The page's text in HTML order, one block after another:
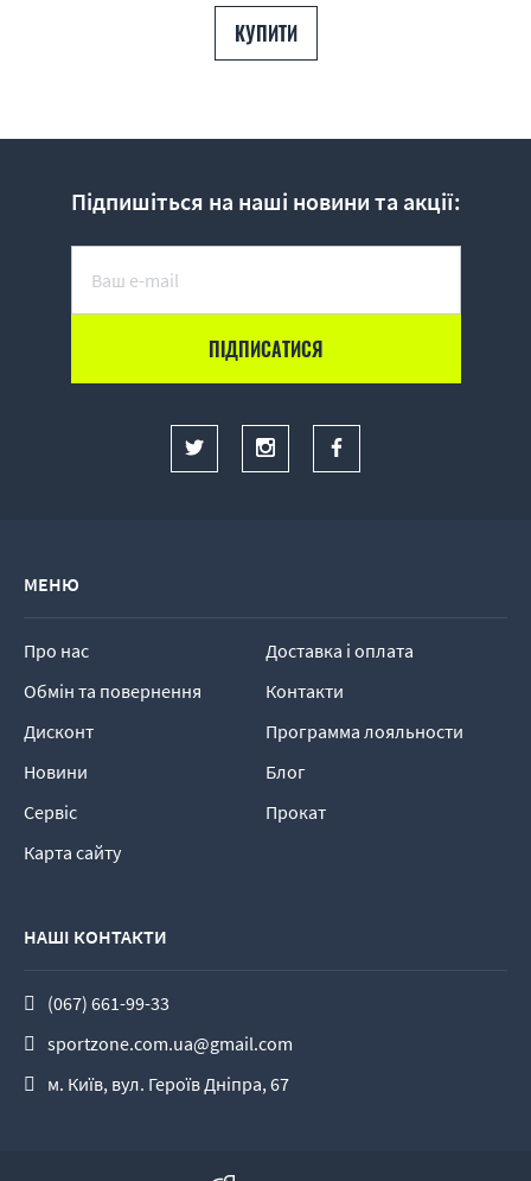
КУПИТИ
Підпишіться на наші новини та акції:
МЕНЮ
Про нас
Доставка і оплата
Обмін та повернення
Контакти
Дисконт
Программа лояльности
Новини
Блог
Сервіс
Прокат
Карта сайту
НАШІ КОНТАКТИ
(067) 661-99-33
sportzone.com.ua@gmail.com
м. Київ, вул. Героїв Дніпра, 67